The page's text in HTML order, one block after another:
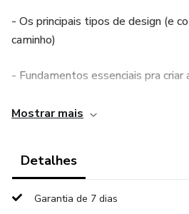
- Os principais tipos de design (e
caminho)
- Fundamentos essenciais pra
- Ferramentas, dicas, erros pra
- E claro, orientações pra entrar no
Nada de teoria solta ou papo
Mostrar mais
Detalhes
Garantia de 7 dias